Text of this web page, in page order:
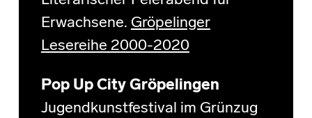
Erwachsene. Gröpelinger
Lesereihe 2000-2020
Pop Up City Gröpelingen
Jugendkunstfestival im Grünzug